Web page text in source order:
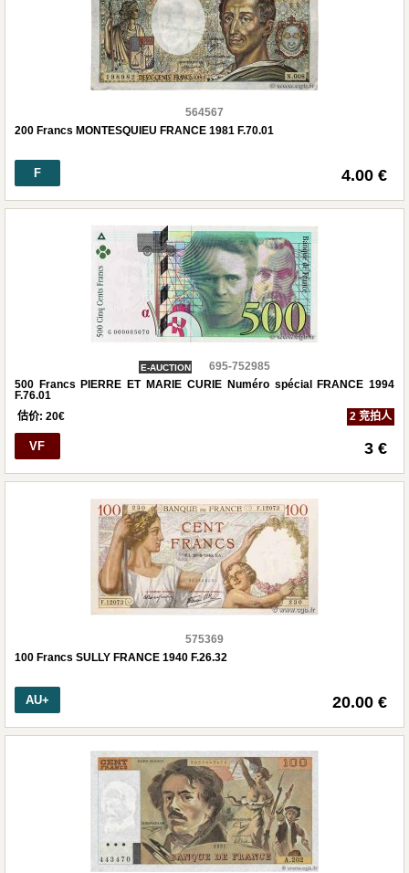
564567
200 Francs MONTESQUIEU FRANCE 1981 F.70.01
F 4.00 €
E-AUCTION
695-752985
500 Francs PIERRE ET MARIE CURIE Numéro spécial FRANCE 1994
F.76.01
估价: 20€ 2 竞拍人
VF 3 €
575369
100 Francs SULLY FRANCE 1940 F.26.32
AU+ 20.00 €